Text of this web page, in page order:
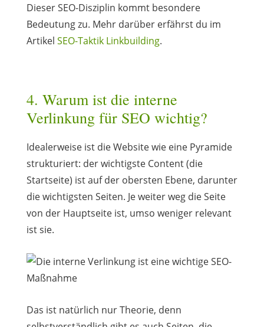
Dieser SEO-Disziplin kommt besondere
Bedeutung zu. Mehr darüber erfährst du im
Artikel SEO-Taktik Linkbuilding.
4. Warum ist die interne
Verlinkung für SEO wichtig?
Idealerweise ist die Website wie eine Pyramide
strukturiert: der wichtigste Content (die
Startseite) ist auf der obersten Ebene, darunter
die wichtigsten Seiten. Je weiter weg die Seite
von der Hauptseite ist, umso weniger relevant
ist sie.
Das ist natürlich nur Theorie, denn